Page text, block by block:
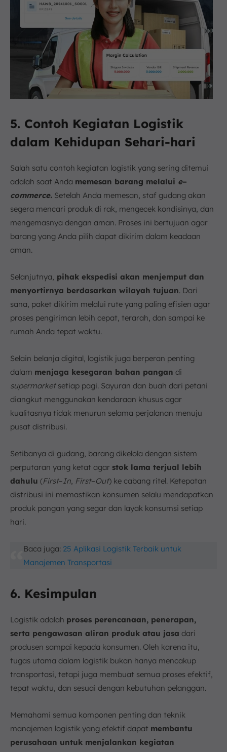
5. Contoh Kegiatan Logistik
dalam Kehidupan Sehari-hari
Salah satu contoh kegiatan logistik yang sering ditemui
adalah saat Anda memesan barang melalui e–
commerce. Setelah Anda memesan, staf gudang akan
segera mencari produk di rak, mengecek kondisinya, dan
mengemasnya dengan aman. Proses ini bertujuan agar
barang yang Anda pilih dapat dikirim dalam keadaan
aman.
Selanjutnya, pihak ekspedisi akan menjemput dan
menyortirnya berdasarkan wilayah tujuan. Dari
sana, paket dikirim melalui rute yang paling efisien agar
proses pengiriman lebih cepat, terarah, dan sampai ke
rumah Anda tepat waktu.
Selain belanja digital, logistik juga berperan penting
dalam menjaga kesegaran bahan pangan di
supermarketsetiap pagi. Sayuran dan buah dari petani
diangkut menggunakan kendaraan khusus agar
kualitasnya tidak menurun selama perjalanan menuju
pusat distribusi.
Setibanya di gudang, barang dikelola dengan sistem
perputaran yang ketat agar stok lama terjual lebih
dahulu (First– In First–Out) ke cabang ritel. Ketepatan
distribusi ini memastikan konsumen selalu mendapatkan
produk pangan yang segar dan layak konsumsi setiap
hari.
Baca juga: 25 Aplikasi Logistik Terbaik untuk
Manajemen Transportasi
6. Kesimpulan
Logistik adalah proses perencanaan, penerapan,
serta pengawasan aliran produk atau jasa dari
produsen sampai kepada konsumen. Oleh karena itu,
tugas utama dalam logistik bukan hanya mencakup
transportasi, tetapi juga membuat semua proses efektif,
tepat waktu, dan sesuai dengan kebutuhan pelanggan.
Memahami semua komponen penting dan teknik
manajemen logistik yang efektif dapat membantu
perusahaan untuk menjalankan kegiatan